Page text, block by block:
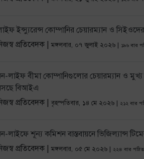
ইন্স্যুরেন্স কোম্পানির চেয়ারম্যান ও
প্রতিবেদক | মঙ্গলবার, ০৭ জুলাই ২০২৬ | ১৯৬ বার
লাইফ বীমা কোম্পানিগুলোর চেয়ারম্যান ও মুখ্য
বিআইএ
প্রতিবেদক | বৃহস্পতিবার, ১৪ মে ২০২৬ | ২১২ বার
লাইফে শূন্য কমিশন বাস্তবায়নে ভিজিল্যান্স
প্রতিবেদক | মঙ্গলবার, ০৫ মে ২০২৬ | ২২৪ বার পঠিত